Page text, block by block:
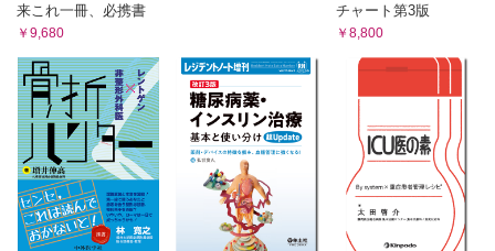
来これ一冊、必携書
￥9,680
チャート第3版
￥8,800